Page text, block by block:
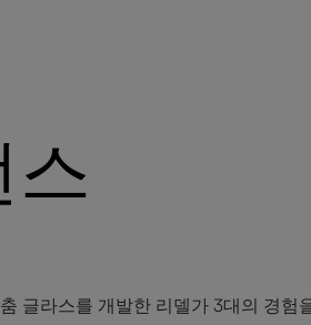
글라스를 개발한 리델가 3대의 경험